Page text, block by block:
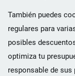
También puedes
regulares para
posibles
optimiza tu
responsable de sus